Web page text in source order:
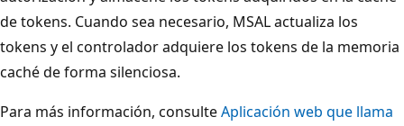
de tokens. Cuando sea necesario, MSAL actualiza los
tokens y el controlador adquiere los tokens de la memoria
caché de forma silenciosa.
Para más información, consulteAplicación web que llama